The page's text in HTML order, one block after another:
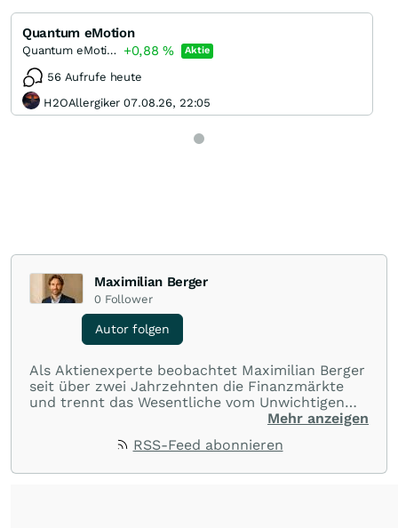
Quantum eMotion
Quantum eMotion +0,88% Aktie
56 Aufrufe heute
H2OAllergiker 07.08.26, 22:05
Maximilian Berger
0 Follower
Autor folgen
Als Aktienexperte beobachtet Maximilian Berger
seit über zwei Jahrzehnten die Finanzmärkte
und trennt das Wesentliche vom Unwichtigen
und liefert wöchentlich klare, unabhängige
und Renditen liefern.
Mehr anzeigen
RSS-Feed abonnieren